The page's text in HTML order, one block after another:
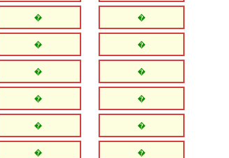
� �
� �
� �
� �
� �
� �